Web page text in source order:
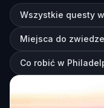
Wszystkie questy
Miejsca do
Co robić w